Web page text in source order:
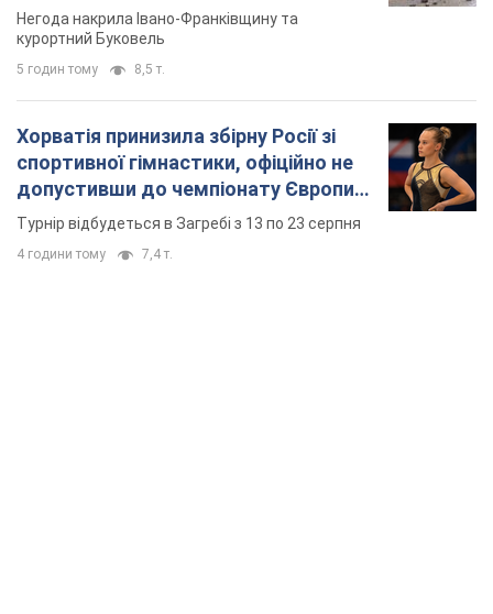
Відео
Негода накрила Івано-Франківщину та
курортний Буковель
5 годин тому 8,5 т.
Хорватія принизила збірну Росії зі
спортивної гімнастики, офіційно не
допустивши до чемпіонату Європи
основних спортсменів
Турнір відбудеться в Загребі з 13 по 23 серпня
4 години тому 7,4 т.